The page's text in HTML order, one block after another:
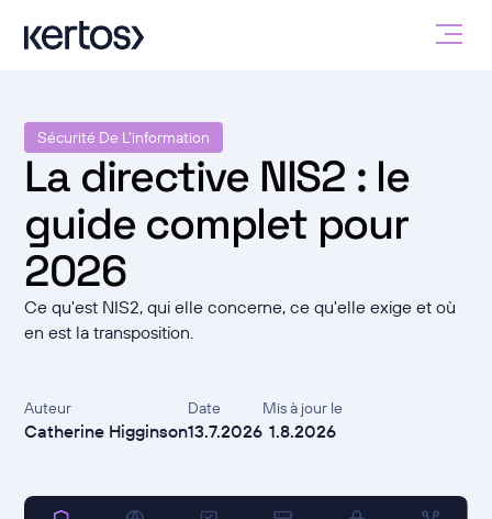
Sécurité De L'information
La directive NIS2 : le
guide complet pour
2026
Ce qu'est NIS2, qui elle concerne, ce qu'elle exige et où
en est la transposition.
Auteur
Catherine Higginson
Date
13.7.2026
Mis à jour le
1.8.2026